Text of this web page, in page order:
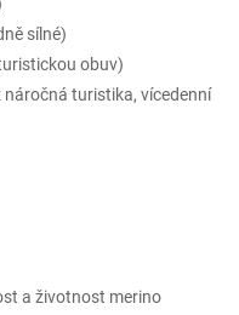
sílné)
obuv)
turistika, vícedenní
a životnost merino